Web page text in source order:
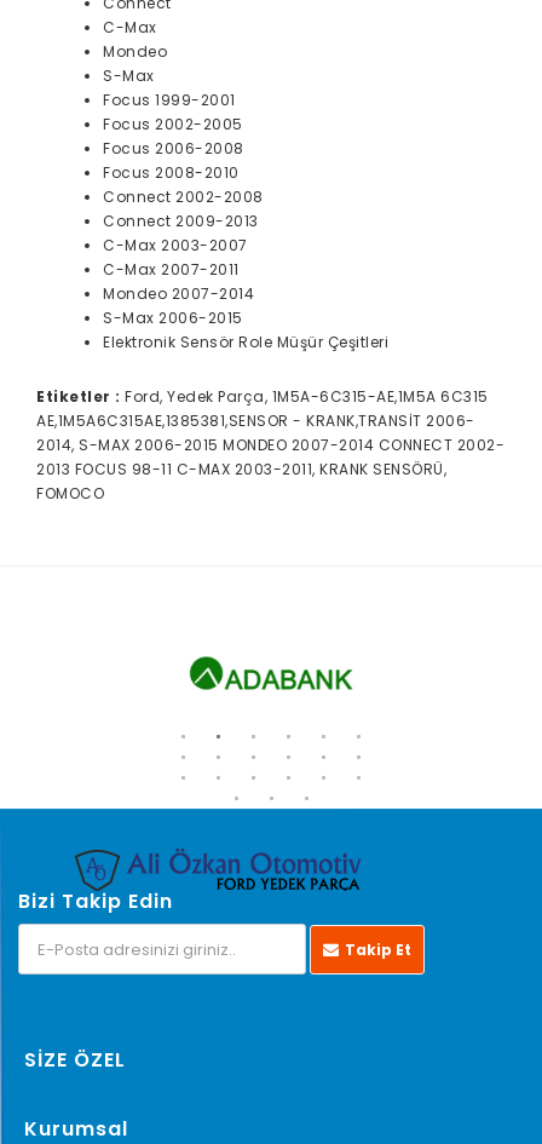
C-Max
Mondeo
S-Max
Focus 1999-2001
Focus 2002-2005
Focus 2006-2008
Focus 2008-2010
Connect 2002-2008
Connect 2009-2013
C-Max 2003-2007
C-Max 2007-2011
Mondeo 2007-2014
S-Max 2006-2015
Elektronik Sensör Role Müşür Çeşitleri
Etiketler : Ford, Yedek Parça, 1M5A-6C315-AE,1M5A 6C315
AE,1M5A6C315AE,1385381,SENSOR - KRANK,TRANSİT 2006-
2014, S-MAX 2006-2015 MONDEO 2007-2014 CONNECT 2002-
2013 FOCUS 98-11 C-MAX 2003-2011, KRANK SENSÖRÜ,
FOMOCO
Bizi Takip Edin
Takip Et
SİZE ÖZEL
Kurumsal